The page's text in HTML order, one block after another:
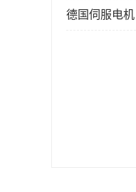
德国伺服电机